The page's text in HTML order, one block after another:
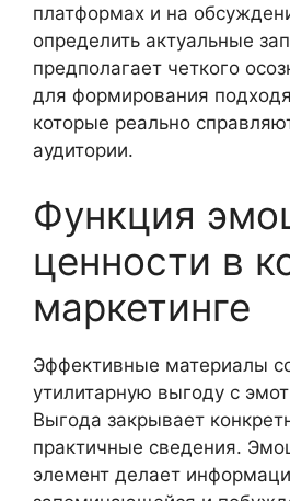
платформах и на
определить актуальные
предполагает четкого
для формирования
которые реально
аудитории.
Функция
ценности в
маркетинге
Эффективные материалы
утилитарную выгоду с
Выгода закрывает
практичные сведения.
элемент делает